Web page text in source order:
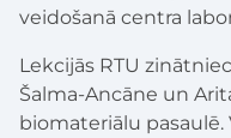
veidošanā centra
Lekcijās RTU
Šalma-Ancāne un
biomateriālu pasaulē.